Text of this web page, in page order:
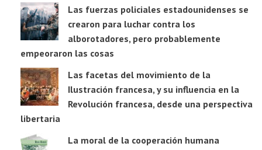
Las fuerzas policiales estadounidenses se
crearon para luchar contra los
alborotadores, pero probablemente
empeoraron las cosas
Las facetas del movimiento de la
Ilustración francesa, y su influencia en la
Revolución francesa, desde una perspectiva
libertaria
La moral de la cooperación humana